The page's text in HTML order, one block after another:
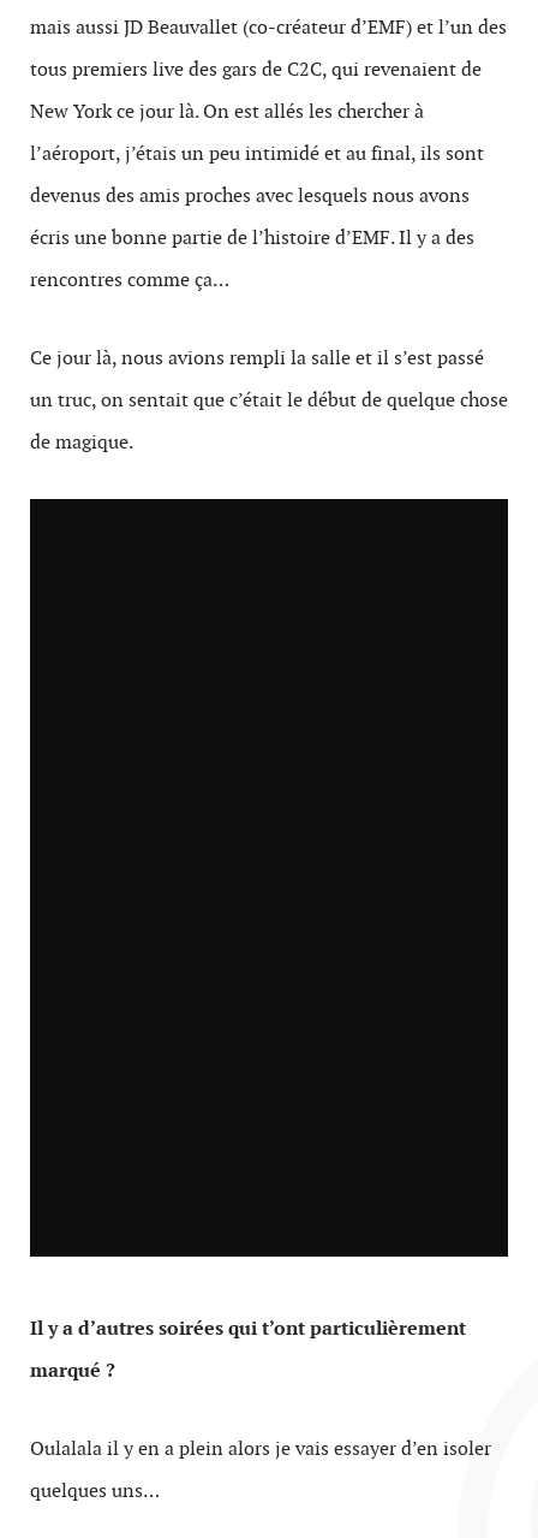
mais aussi JD Beauvallet (co-créateur d’EMF) et l’un des
tous premiers live des gars de C2C, qui revenaient de
New York ce jour là. On est allés les chercher à
l’aéroport, j’étais un peu intimidé et au final, ils sont
devenus des amis proches avec lesquels nous avons
écris une bonne partie de l’histoire d’EMF. Il y a des
rencontres comme ça…
Ce jour là, nous avions rempli la salle et il s’est passé
un truc, on sentait que c’était le début de quelque chose
de magique.
Il y a d’autres soirées qui t’ont particulièrement
marqué ?
Oulalala il y en a plein alors je vais essayer d’en isoler
quelques uns…